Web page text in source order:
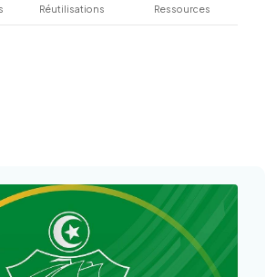
Réutilisations Ressources